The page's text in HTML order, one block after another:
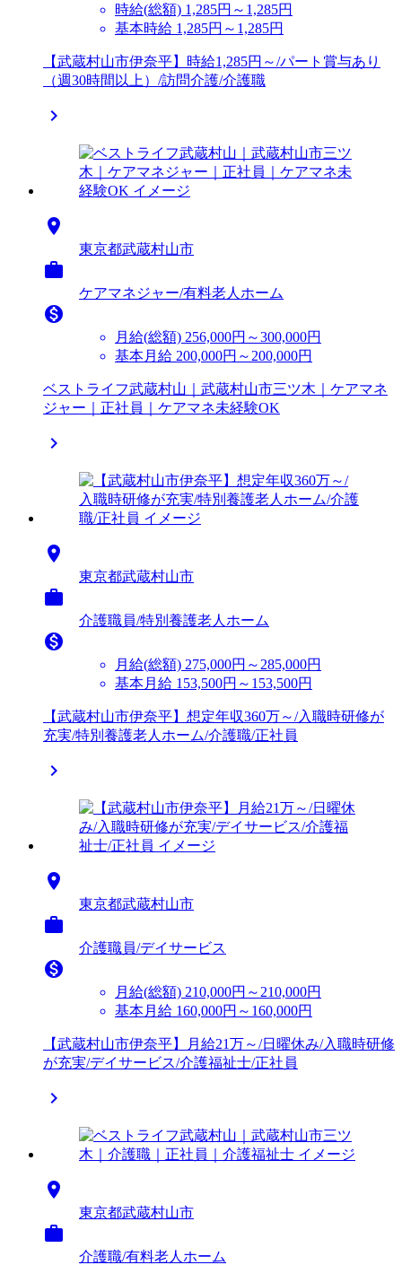
時給(総額) 1,285円～1,285円
基本時給 1,285円～1,285円
【武蔵村山市伊奈平】時給1,285円～/パート賞与あり
（週30時間以上）/訪問介護/介護職


東京都武蔵村山市

ケアマネジャー/有料老人ホーム

月給(総額) 256,000円～300,000円
基本月給 200,000円～200,000円
ベストライフ武蔵村山｜武蔵村山市三ツ木｜ケアマネ
ジャー｜正社員｜ケアマネ未経験OK


東京都武蔵村山市

介護職員/特別養護老人ホーム

月給(総額) 275,000円～285,000円
基本月給 153,500円～153,500円
【武蔵村山市伊奈平】想定年収360万～/入職時研修が
充実/特別養護老人ホーム/介護職/正社員


東京都武蔵村山市

介護職員/デイサービス

月給(総額) 210,000円～210,000円
基本月給 160,000円～160,000円
【武蔵村山市伊奈平】月給21万～/日曜休み/入職時研修
が充実/デイサービス/介護福祉士/正社員


東京都武蔵村山市

介護職/有料老人ホーム